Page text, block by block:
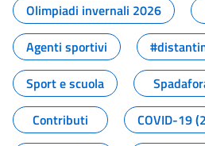
Olimpiadi invernali 2026
Agenti sportivi
Sport e scuola
Contributi
COVID-19